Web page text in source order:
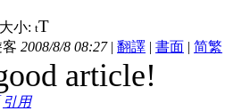
小: tT
2008/8/8 08:27| 翻譯 | 書面 | 简繁
article!
引用